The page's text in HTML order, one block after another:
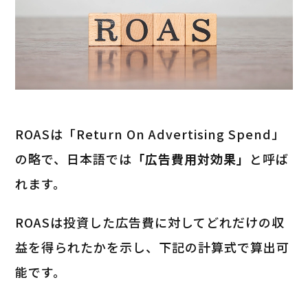
ROASは「Return On Advertising Spend」
の略で、日本語では 「広告費用対効果」 と呼ば
れます。
ROASは投資した広告費に対してどれだけの収
益を得られたかを示し、下記の計算式で算出可
能です。